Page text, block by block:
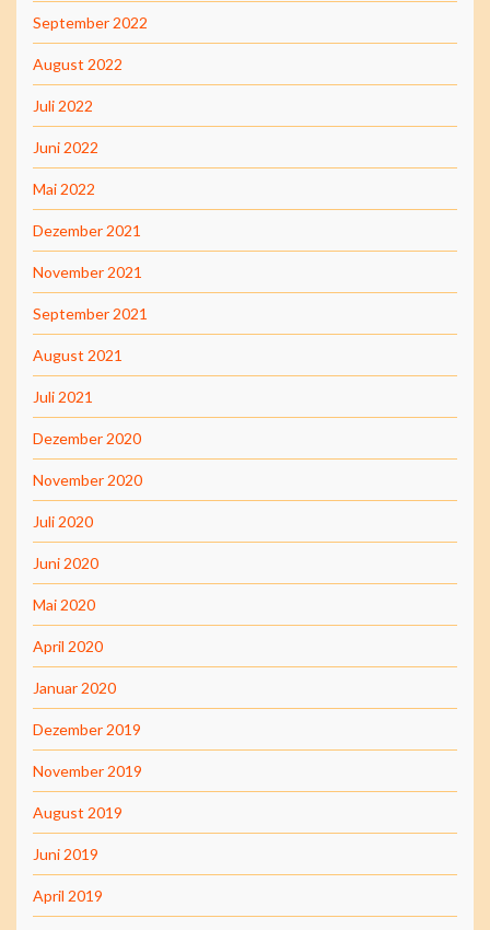
September 2022
August 2022
Juli 2022
Juni 2022
Mai 2022
Dezember 2021
November 2021
September 2021
August 2021
Juli 2021
Dezember 2020
November 2020
Juli 2020
Juni 2020
Mai 2020
April 2020
Januar 2020
Dezember 2019
November 2019
August 2019
Juni 2019
April 2019